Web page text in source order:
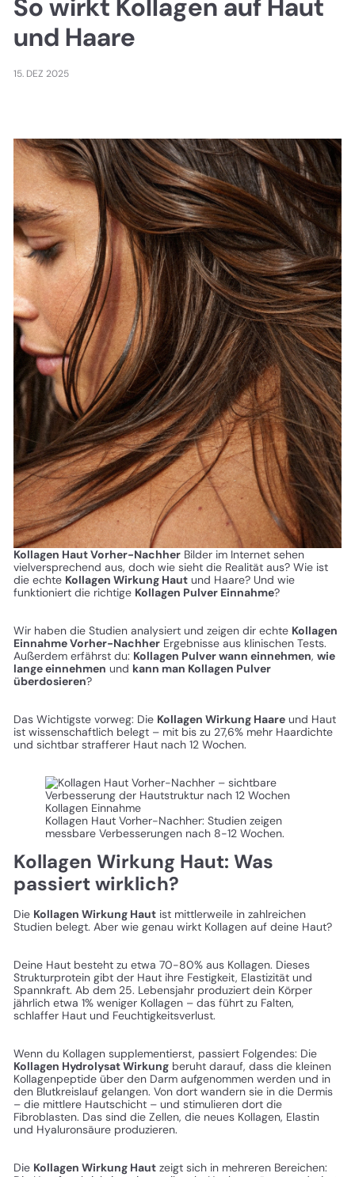
So wirkt Kollagen auf Haut
und Haare
15. DEZ 2025
Kollagen Haut Vorher-Nachher Bilder im Internet sehen
vielversprechend aus, doch wie sieht die Realität aus? Wie ist
die echte Kollagen Wirkung Haut und Haare? Und wie
funktioniert die richtige Kollagen Pulver Einnahme?
Wir haben die Studien analysiert und zeigen dir echte Kollagen
Einnahme Vorher-Nachher Ergebnisse aus klinischen Tests.
Außerdem erfährst du: Kollagen Pulver wann einnehmen, wie
lange einnehmen und kann man Kollagen Pulver
überdosieren?
Das Wichtigste vorweg: Die Kollagen Wirkung Haare und Haut
ist wissenschaftlich belegt – mit bis zu 27,6% mehr Haardichte
und sichtbar strafferer Haut nach 12 Wochen.
Kollagen Haut Vorher-Nachher: Studien zeigen
messbare Verbesserungen nach 8-12 Wochen.
Kollagen Wirkung Haut: Was
passiert wirklich?
Die Kollagen Wirkung Haut ist mittlerweile in zahlreichen
Studien belegt. Aber wie genau wirkt Kollagen auf deine Haut?
Deine Haut besteht zu etwa 70-80% aus Kollagen. Dieses
Strukturprotein gibt der Haut ihre Festigkeit, Elastizität und
Spannkraft. Ab dem 25. Lebensjahr produziert dein Körper
jährlich etwa 1% weniger Kollagen – das führt zu Falten,
schlaffer Haut und Feuchtigkeitsverlust.
Wenn du Kollagen supplementierst, passiert Folgendes: Die
Kollagen Hydrolysat Wirkung beruht darauf, dass die kleinen
Kollagenpeptide über den Darm aufgenommen werden und in
den Blutkreislauf gelangen. Von dort wandern sie in die Dermis
– die mittlere Hautschicht – und stimulieren dort die
Fibroblasten. Das sind die Zellen, die neues Kollagen, Elastin
und Hyaluronsäure produzieren.
Die Kollagen Wirkung Haut zeigt sich in mehreren Bereichen: